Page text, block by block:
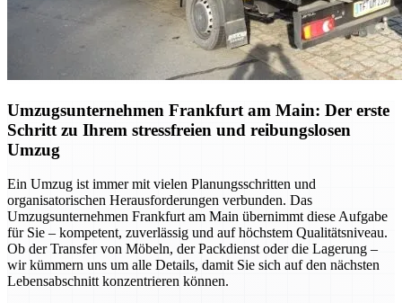
Umzugsunternehmen Frankfurt am Main: Der erste
Schritt zu Ihrem stressfreien und reibungslosen
Umzug
Ein Umzug ist immer mit vielen Planungsschritten und
organisatorischen Herausforderungen verbunden. Das
Umzugsunternehmen Frankfurt am Main übernimmt diese Aufgabe
für Sie – kompetent, zuverlässig und auf höchstem Qualitätsniveau.
Ob der Transfer von Möbeln, der Packdienst oder die Lagerung –
wir kümmern uns um alle Details, damit Sie sich auf den nächsten
Lebensabschnitt konzentrieren können.